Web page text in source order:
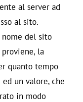
al server ad
al sito.
del sito
la
quanto tempo
un valore, che
in modo